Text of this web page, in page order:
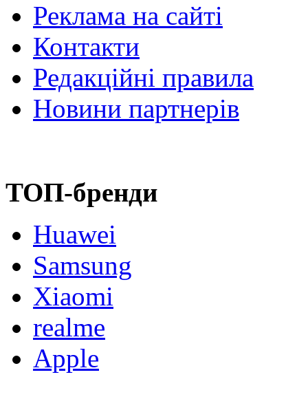
Реклама на сайті
Контакти
Редакційні правила
Новини партнерів
ТОП-бренди
Huawei
Samsung
Xiaomi
realme
Apple